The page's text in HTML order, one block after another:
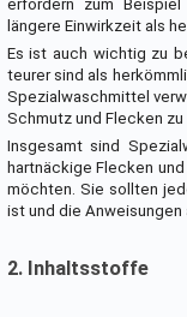
erfordern zum
längere Einwirkzeit als
Es ist auch wichtig zu
teurer sind als
Spezialwaschmittel
Schmutz und Flecken
Insgesamt sind
hartnäckige Flecken
möchten. Sie sollten
ist und die
2. Inhaltsstoffe